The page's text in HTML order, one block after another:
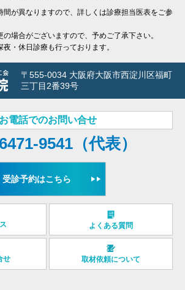
が異なりますので、詳しくは診療担当医表をご参
場合がございますので、予めご了承下さい。
・休日診療も行っております。
〒555-0034 大阪府大阪市西淀川区福町
三丁目2番39号
お電話でのお問い合せ
9541（代表）
受診予約はこちら
よくある質問
せ 取材依頼について